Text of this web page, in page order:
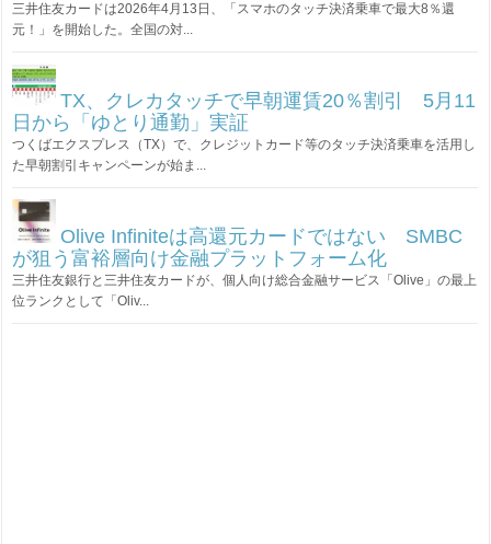
三井住友カードは2026年4月13日、「スマホのタッチ決済乗車で最大8％還
元！」を開始した。全国の対...
TX、クレカタッチで早朝運賃20％割引 5月11
日から「ゆとり通勤」実証
つくばエクスプレス（TX）で、クレジットカード等のタッチ決済乗車を活用し
た早朝割引キャンペーンが始ま...
Olive Infiniteは高還元カードではない SMBC
が狙う富裕層向け金融プラットフォーム化
三井住友銀行と三井住友カードが、個人向け総合金融サービス「Olive」の最上
位ランクとして「Oliv...